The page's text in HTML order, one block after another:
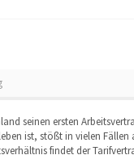
seinen ersten
ist, stößt in vielen Fällen
findet der